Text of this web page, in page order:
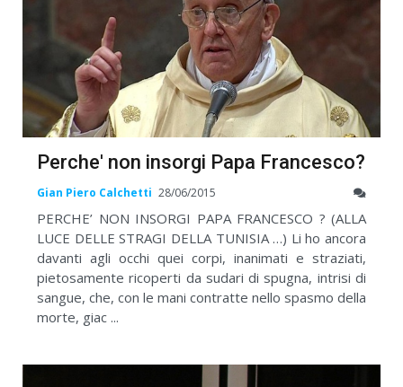
Perche' non insorgi Papa Francesco?
Gian Piero Calchetti 28/06/2015
PERCHE’ NON INSORGI PAPA FRANCESCO ? (ALLA
LUCE DELLE STRAGI DELLA TUNISIA …) Li ho ancora
davanti agli occhi quei corpi, inanimati e straziati,
pietosamente ricoperti da sudari di spugna, intrisi di
sangue, che, con le mani contratte nello spasmo della
morte, giac ...